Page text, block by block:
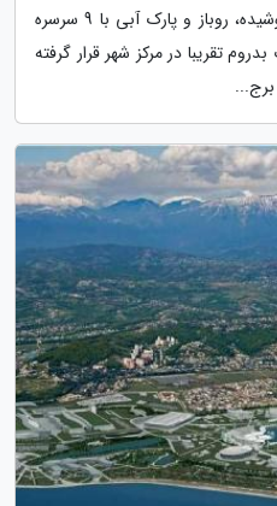
واقع شده و داخل آن استخر سرپوشیده، روباز و پارک آبی با 9 سرسره
تقریبا در مرکز شهر قرار گرفته
برج...